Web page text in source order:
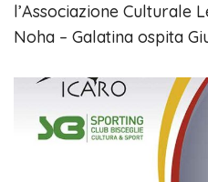
l’Associazione Culturale
Noha – Galatina ospita